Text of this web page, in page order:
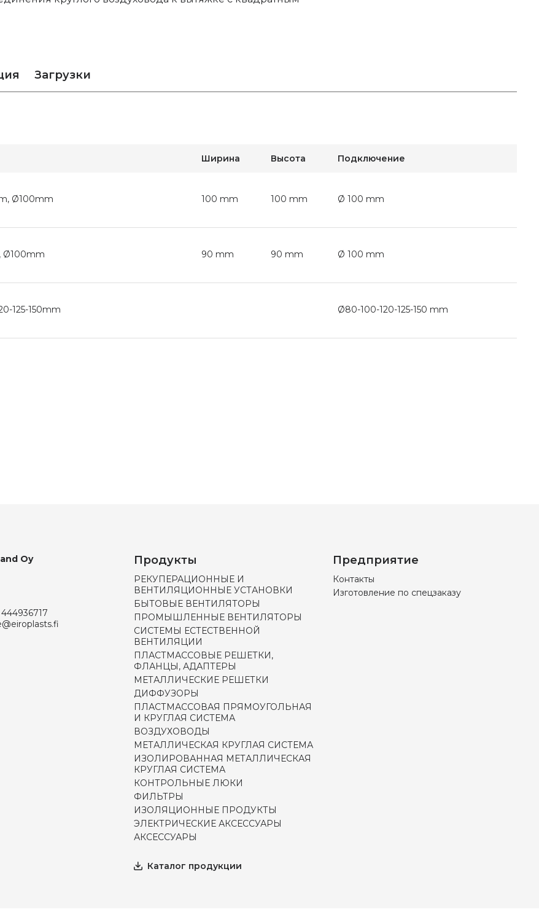
Загрузки
Ширина Высота Подключение
Ø100mm 100 mm 100 mm Ø 100 mm
Ø100mm 90 mm 90 mm Ø 100 mm
125-150mm Ø80-100-120-125-150 mm
Oy
Продукты
РЕКУПЕРАЦИОННЫЕ И
ВЕНТИЛЯЦИОННЫЕ УСТАНОВКИ
БЫТОВЫЕ ВЕНТИЛЯТОРЫ
ПРОМЫШЛЕННЫЕ ВЕНТИЛЯТОРЫ
СИСТЕМЫ ЕСТЕСТВЕННОЙ
ВЕНТИЛЯЦИИ
ПЛАСТМАССОВЫЕ РЕШЕТКИ,
ФЛАНЦЫ, АДАПТЕРЫ
МЕТАЛЛИЧЕСКИЕ РЕШЕТКИ
ДИФФУЗОРЫ
ПЛАСТМАССОВАЯ ПРЯМОУГОЛЬНАЯ
И КРУГЛАЯ СИСТЕМА
ВОЗДУХОВОДЫ
МЕТАЛЛИЧЕСКАЯ КРУГЛАЯ СИСТЕМА
ИЗОЛИРОВАННАЯ МЕТАЛЛИЧЕСКАЯ
КРУГЛАЯ СИСТЕМА
КОНТРОЛЬНЫЕ ЛЮКИ
ФИЛЬТРЫ
ИЗОЛЯЦИОННЫЕ ПРОДУКТЫ
ЭЛЕКТРИЧЕСКИЕ АКСЕССУАРЫ
АКСЕССУАРЫ
Каталог продукции
Предприятие
Контакты
Изготовление по спецзаказу